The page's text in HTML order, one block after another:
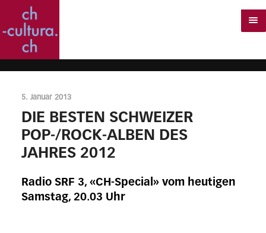
5. Januar 2013
DIE BESTEN SCHWEIZER
POP-/ROCK-ALBEN DES
JAHRES 2012
Radio SRF 3, «CH-Special» vom heutigen
Samstag, 20.03 Uhr